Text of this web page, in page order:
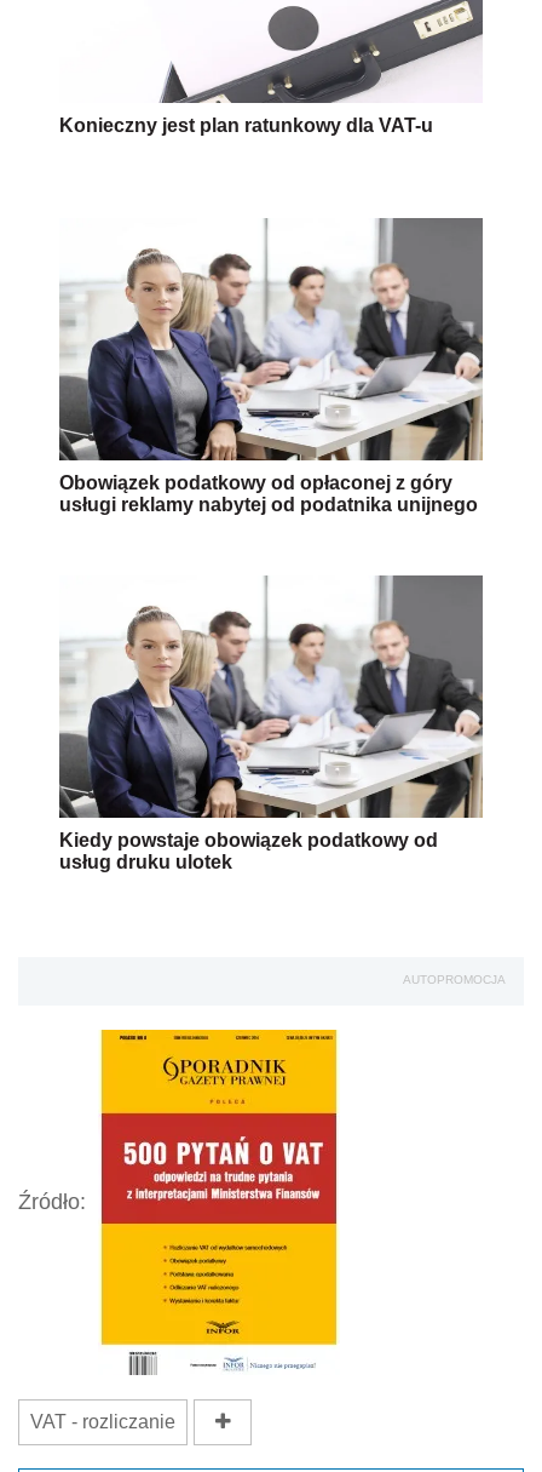
Konieczny jest plan ratunkowy dla VAT-u
Obowiązek podatkowy od opłaconej z góry
usługi reklamy nabytej od podatnika unijnego
Kiedy powstaje obowiązek podatkowy od
usług druku ulotek
AUTOPROMOCJA
Źródło:
VAT - rozliczanie